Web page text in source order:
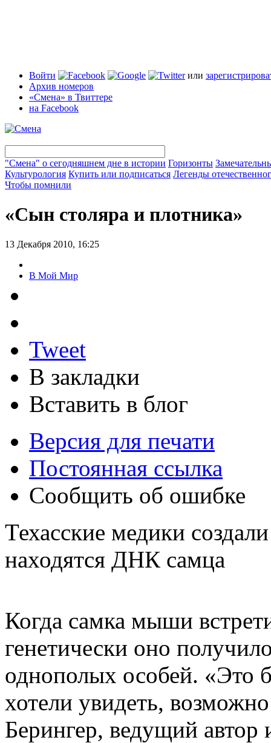
Войти или
Архив номеров
«Смена» в Твиттере
на Facebook
"Смена" о сегодняшнем дне в истории Горизонты
Культурология Купить или подписаться Легенды
Чтобы помнили
«Сын столяра и плотника»
13 Декабря 2010, 16:25
В Мой Мир
Tweet
В закладки
Вставить в блог
Версия для печати
Постоянная ссылка
Сообщить об ошибке
Техасские медики
находятся ДНК самца
Когда самка мыши
генетически оно
однополых особей. «Это
хотели увидеть,
Берингер, ведущий автор